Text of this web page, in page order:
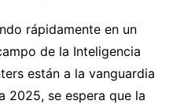
rápidamente en un
de la Inteligencia
están a la vanguardia
2025, se espera que la